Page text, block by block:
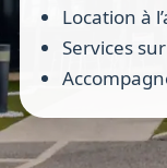
Location à
Services